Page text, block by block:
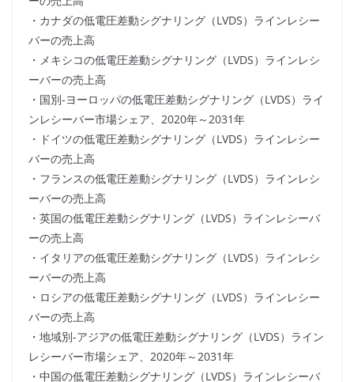
・カナダの低電圧差動シグナリング（LVDS）ラインレシー
バーの売上高
・メキシコの低電圧差動シグナリング（LVDS）ラインレシ
ーバーの売上高
・国別-ヨーロッパの低電圧差動シグナリング（LVDS）ライ
ンレシーバー市場シェア、2020年～2031年
・ドイツの低電圧差動シグナリング（LVDS）ラインレシー
バーの売上高
・フランスの低電圧差動シグナリング（LVDS）ラインレシ
ーバーの売上高
・英国の低電圧差動シグナリング（LVDS）ラインレシーバ
ーの売上高
・イタリアの低電圧差動シグナリング（LVDS）ラインレシ
ーバーの売上高
・ロシアの低電圧差動シグナリング（LVDS）ラインレシー
バーの売上高
・地域別-アジアの低電圧差動シグナリング（LVDS）ライン
レシーバー市場シェア、2020年～2031年
・中国の低電圧差動シグナリング（LVDS）ラインレシーバ